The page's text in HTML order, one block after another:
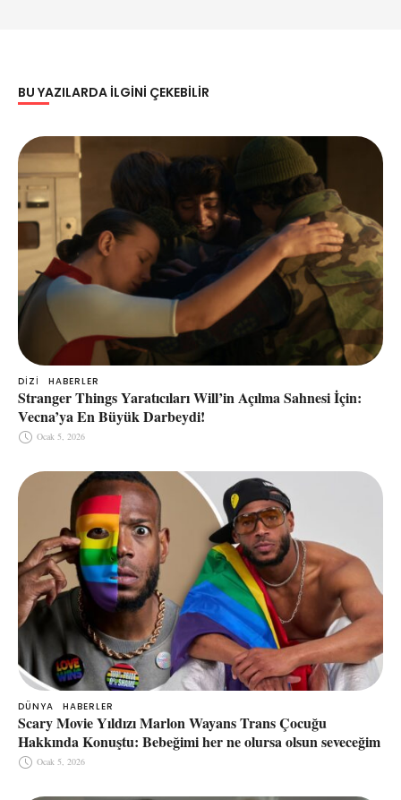
BU YAZILARDA ILGINI ÇEKEBILIR
DIZI HABERLER
Stranger Things Yaratıcıları Will’in Açılma Sahnesi İçin:
Vecna’ya En Büyük Darbeydi!
Ocak 5, 2026
DÜNYA HABERLER
Scary Movie Yıldızı Marlon Wayans Trans Çocuğu
Hakkında Konuştu: Bebeğimi her ne olursa olsun seveceğim
Ocak 5, 2026